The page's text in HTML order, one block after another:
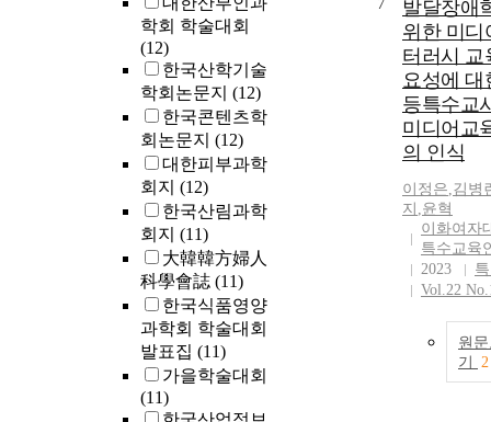
학회 학술대회
(12)
한국산학기술
학회논문지 (12)
한국콘텐츠학
회논문지 (12)
대한피부과학
회지 (12)
한국산림과학
회지 (11)
大韓韓方婦人
科學會誌 (11)
한국식품영양
과학회 학술대회
발표집 (11)
가을학술대회
(11)
awareness of
education
Vietnam.
Participants
22 special
staff members
single
center located
Vietnam. The
professional
program was
configured as
basic
theory and
application
Paired t-test
was used to
percentage)
for the whole
soil column.
significantly
decreased
at 0-5 cm
compared
control (20%).
However,
affected little
composition
below a
and in leachate
treatment. It
concluded that
gypsum was
7
발달장애
위한 미디
터러시 교
요성에 대
등특수교
미디어교
의 인식
이정은,김병
지 ,윤혁
이화여자
특수교육
2023
Vol.22
원
기
2